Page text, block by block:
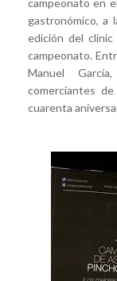
gastronómico, a
edición del
campeonato.
Manuel
comerciantes
cuarenta